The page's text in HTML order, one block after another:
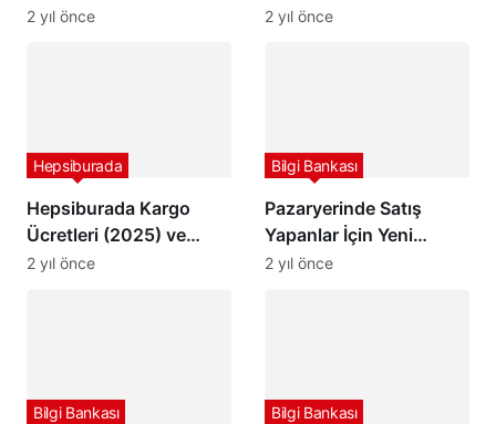
Barem Ücretleri
2 yıl önce
Satıcı Kargo Barem
2 yıl önce
Hepsiburada Kargo
Ücretleri (2025) ve
Satıcı Kargo Barem
Hepsiburada
2 yıl önce
Pazaryerinde Satış
Yapanlar İçin Yeni
Kesinti “Pazaryeri
Bilgi Bankası
2 yıl önce
Bilgi Bankası Bilgi Bankası